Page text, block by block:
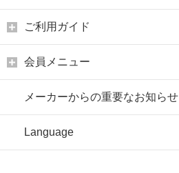
ご利用ガイド
会員メニュー
メーカーからの重要なお知らせ
Language